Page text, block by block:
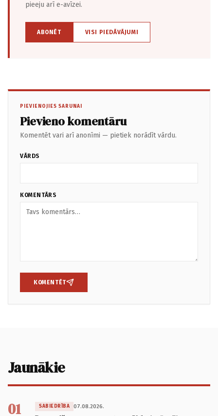
pieeju arī e-avīzei.
ABONĒT VISI PIEDĀVĀJUMI
PIEVIENOJIES SARUNAI
Pievieno komentāru
Komentēt vari arī anonīmi — pietiek norādīt vārdu.
VĀRDS
KOMENTĀRS
KOMENTĒT
Jaunākie
01 SABIEDRĪBA 07.08.2026.